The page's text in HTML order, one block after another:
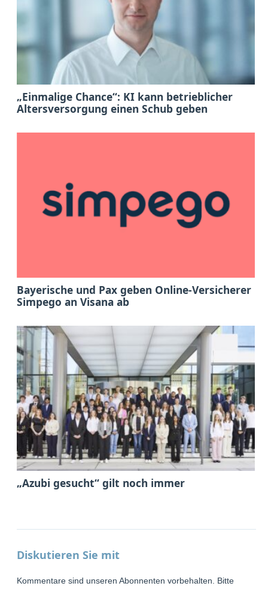
„Einmalige Chance“: KI kann betrieblicher
Altersversorgung einen Schub geben
Bayerische und Pax geben Online-Versicherer
Simpego an Visana ab
„Azubi gesucht“ gilt noch immer
Diskutieren Sie mit
Kommentare sind unseren Abonnenten vorbehalten. Bitte